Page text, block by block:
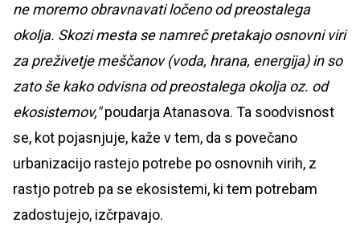
ne moremo obravnavati ločeno od preostalega
okolja. Skozi mesta se namreč pretakajo osnovni viri
za preživetje meščanov (voda, hrana, energija) in so
zato še kako odvisna od preostalega okolja oz. od
ekosistemov,"poudarja Atanasova. Ta soodvisnost
se, kot pojasnjuje, kaže v tem, da s povečano
urbanizacijo rastejo potrebe po osnovnih virih, z
rastjo potreb pa se ekosistemi, ki tem potrebam
zadostujejo, izčrpavajo.